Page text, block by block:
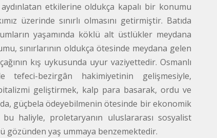
etkilerine oldukça kapalı bir konumu
üzerinde sınırlı olmasını getirmiştir. Batıda
yaşamında köklü alt üstlükler meydana
sınırlarının oldukça ötesinde meydana gelen
kış uykusunda uyur vaziyettedir. Osmanlı
bezirgân hakimiyetinin gelişmesiyle,
geliştirmek, kalp para basarak, ordu ve
güçbela ödeyebilmenin ötesinde bir ekonomik
haliyle, proletaryanın uluslararası sosyalist
gözünden yaş ummaya benzemektedir.